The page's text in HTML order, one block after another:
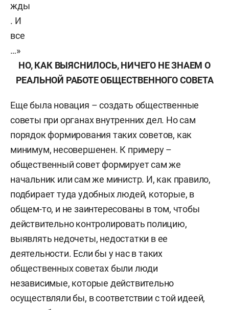
жды
. И
все
…»
НО, КАК ВЫЯСНИЛОСЬ, НИЧЕГО НЕ ЗНАЕМ О
РЕАЛЬНОЙ РАБОТЕ ОБЩЕСТВЕННОГО СОВЕТА
Еще была новация – создать общественные
советы при органах внутренних дел. Но сам
порядок формирования таких советов, как
минимум, несовершенен. К примеру –
общественный совет формирует сам же
начальник или сам же министр. И, как правило,
подбирает туда удобных людей, которые, в
общем-то, и не заинтересованы в том, чтобы
действительно контролировать полицию,
выявлять недочеты, недостатки в ее
деятельности. Если бы у нас в таких
общественных советах были люди
независимые, которые действительно
осуществляли бы, в соответствии с той идеей,